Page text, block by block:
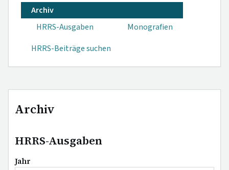
Archiv
HRRS-Ausgaben
Monografien
HRRS-Beiträge suchen
Archiv
HRRS-Ausgaben
Jahr